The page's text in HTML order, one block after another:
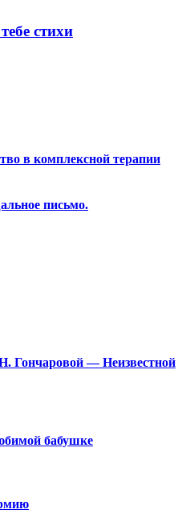
стихи
в комплексной терапии
письмо.
Гончаровой — Неизвестной
бабушке